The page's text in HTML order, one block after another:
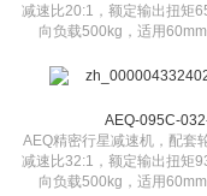
减速比20:1，额定输出扭矩
向负载500kg，适用60mm
AEQ-095C-
AEQ精密行星减速机，配套
减速比32:1，额定输出扭矩
向负载500kg，适用60mm